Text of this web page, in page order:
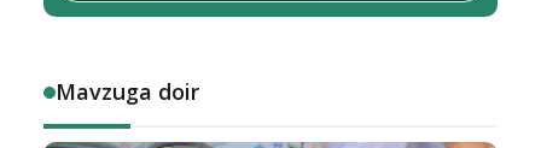
Mavzuga doir